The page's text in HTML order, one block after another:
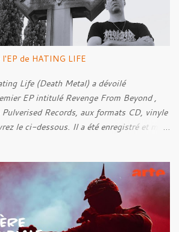
de HATING LIFE
Life (Death Metal) a dévoilé
EP intitulé Revenge From Beyond ,
Records, aux formats CD, vinyle
le ci-dessous. Il a été enregistré et mixé
Vile 05. Revenge From Beyond 06. The